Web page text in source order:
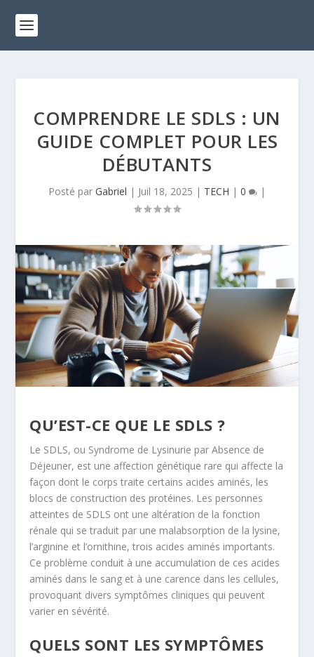
COMPRENDRE LE SDLS : UN
GUIDE COMPLET POUR LES
DÉBUTANTS
Posté par Gabriel | Juil 18, 2025 | TECH | 0 |
QU’EST-CE QUE LE SDLS ?
Le SDLS, ou Syndrome de Lysinurie par Absence de
Déjeuner, est une affection génétique rare qui affecte la
façon dont le corps traite certains acides aminés, les
blocs de construction des protéines. Les personnes
atteintes de SDLS ont une altération de la fonction
rénale qui se traduit par une malabsorption de la lysine,
l’arginine et l’ornithine, trois acides aminés importants.
Ce problème conduit à une accumulation de ces acides
aminés dans le sang et à une carence dans les cellules,
provoquant divers symptômes cliniques qui peuvent
varier en sévérité.
QUELS SONT LES SYMPTÔMES